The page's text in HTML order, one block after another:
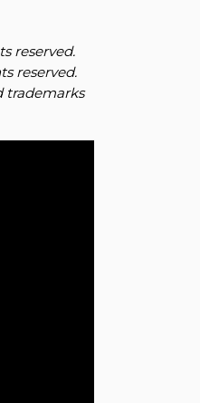
reserved.
reserved.
trademarks